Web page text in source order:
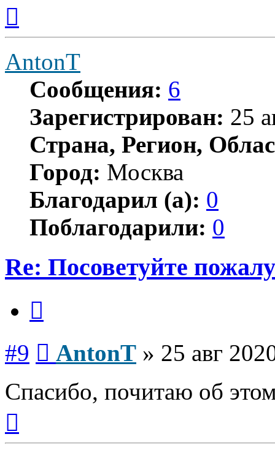
началу
AntonT
Сообщения: 6
Зарегистрирован: 25
Страна, Регион,
Город: Москва
Благодарил (а): 0
Поблагодарили: 0
Re: Посоветуйте
#9 AntonT » 25 авг
Спасибо, почитаю об
началу